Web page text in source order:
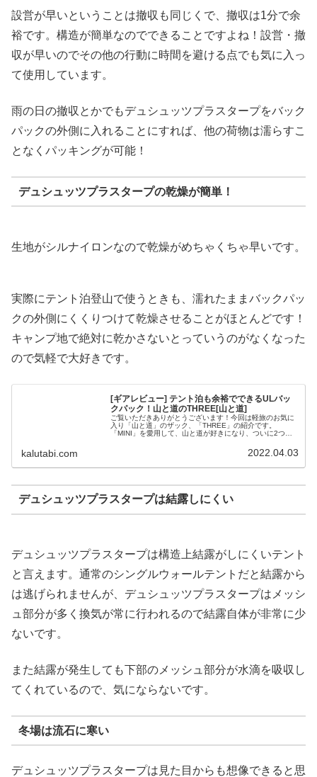
設営が早いということは撤収も同じくで、撤収は1分で余
裕です。構造が簡単なのでできることですよね！設営・撤
収が早いのでその他の行動に時間を避ける点でも気に入っ
て使用しています。
雨の日の撤収とかでもデュシュッツプラスタープをバック
パックの外側に入れることにすれば、他の荷物は濡らすこ
となくパッキングが可能！
デュシュッツプラスタープの乾燥が簡単！
生地がシルナイロンなので乾燥がめちゃくちゃ早いです。
実際にテント泊登山で使うときも、濡れたままバックパッ
クの外側にくくりつけて乾燥させることがほとんどです！
キャンプ地で絶対に乾かさないとっていうのがなくなった
ので気軽で大好きです。
[ギアレビュー] テント泊も余裕でできるULバッ
クパック！山と道のTHREE[山と道]
ご覧いただきありがとうございます！今回は軽旅のお気に
入り「山と道」のザック、「THREE」の紹介です。
「MINI」を愛用して、山と道が好きになり、ついに2つ目
kalutabi.com 2022.04.03
デュシュッツプラスタープは結露しにくい
デュシュッツプラスタープは構造上結露がしにくいテント
と言えます。通常のシングルウォールテントだと結露から
は逃げられませんが、デュシュッツプラスタープはメッシ
ュ部分が多く換気が常に行われるので結露自体が非常に少
ないです。
また結露が発生しても下部のメッシュ部分が水滴を吸収し
てくれているので、気にならないです。
冬場は流石に寒い
デュシュッツプラスタープは見た目からも想像できると思